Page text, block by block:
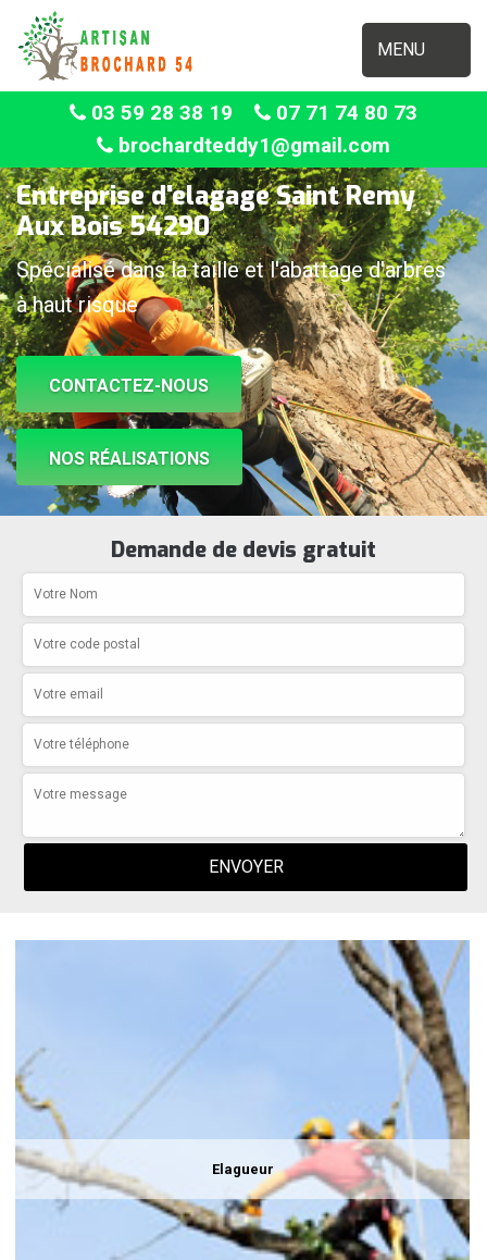
MENU
03 59 28 38 19
07 71 74 80 73
brochardteddy1@gmail.com
Entreprise d'elagage Saint Remy
Aux Bois 54290
Spécialisé dans la taille et l'abattage d'arbres
à haut risque
CONTACTEZ-NOUS
NOS RÉALISATIONS
Demande de devis gratuit
Elagueur